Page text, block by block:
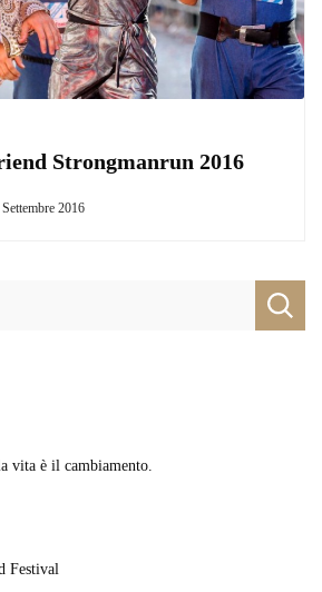
Strongmanrun 2016
Settembre 2016
vita è il cambiamento.
Festival